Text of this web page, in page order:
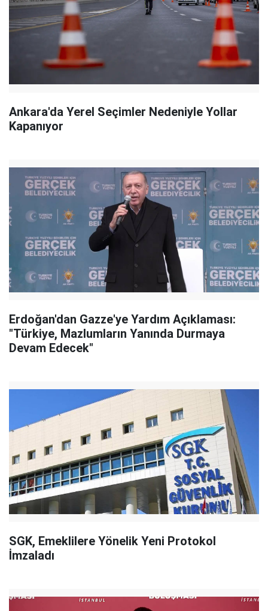
Ankara'da Yerel Seçimler Nedeniyle Yollar
Kapanıyor
Erdoğan'dan Gazze'ye Yardım Açıklaması:
"Türkiye, Mazlumların Yanında Durmaya
Devam Edecek"
SGK, Emeklilere Yönelik Yeni Protokol
İmzaladı